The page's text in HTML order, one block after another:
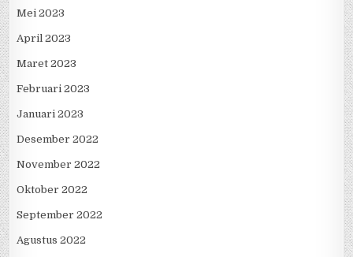
Juni 2023
Mei 2023
April 2023
Maret 2023
Februari 2023
Januari 2023
Desember 2022
November 2022
Oktober 2022
September 2022